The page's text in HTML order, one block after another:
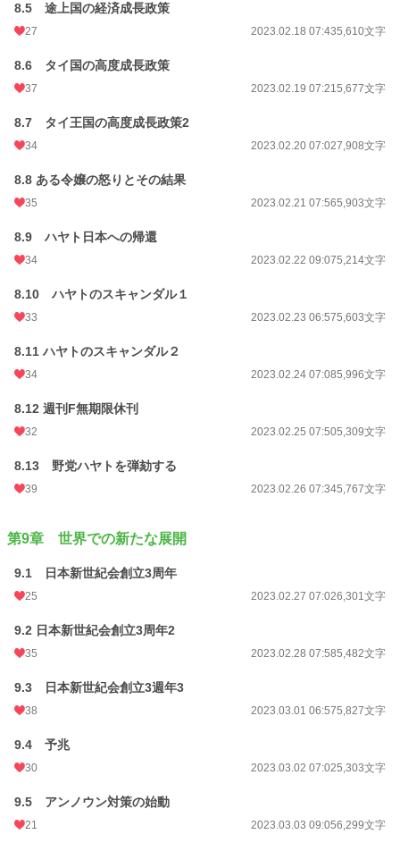
8.5 途上国の経済成長政策
27 2023.02.18 07:435,610文字
8.6 タイ国の高度成長政策
37 2023.02.19 07:215,677文字
8.7 タイ王国の高度成長政策2
34 2023.02.20 07:027,908文字
8.8 ある令嬢の怒りとその結果
35 2023.02.21 07:565,903文字
8.9 ハヤト日本への帰還
34 2023.02.22 09:075,214文字
8.10 ハヤトのスキャンダル１
33 2023.02.23 06:575,603文字
8.11 ハヤトのスキャンダル２
34 2023.02.24 07:085,996文字
8.12 週刊F無期限休刊
32 2023.02.25 07:505,309文字
8.13 野党ハヤトを弾劾する
39 2023.02.26 07:345,767文字
第9章 世界での新たな展開
9.1 日本新世紀会創立3周年
25 2023.02.27 07:026,301文字
9.2 日本新世紀会創立3周年2
35 2023.02.28 07:585,482文字
9.3 日本新世紀会創立3週年3
38 2023.03.01 06:575,827文字
9.4 予兆
30 2023.03.02 07:025,303文字
9.5 アンノウン対策の始動
21 2023.03.03 09:056,299文字